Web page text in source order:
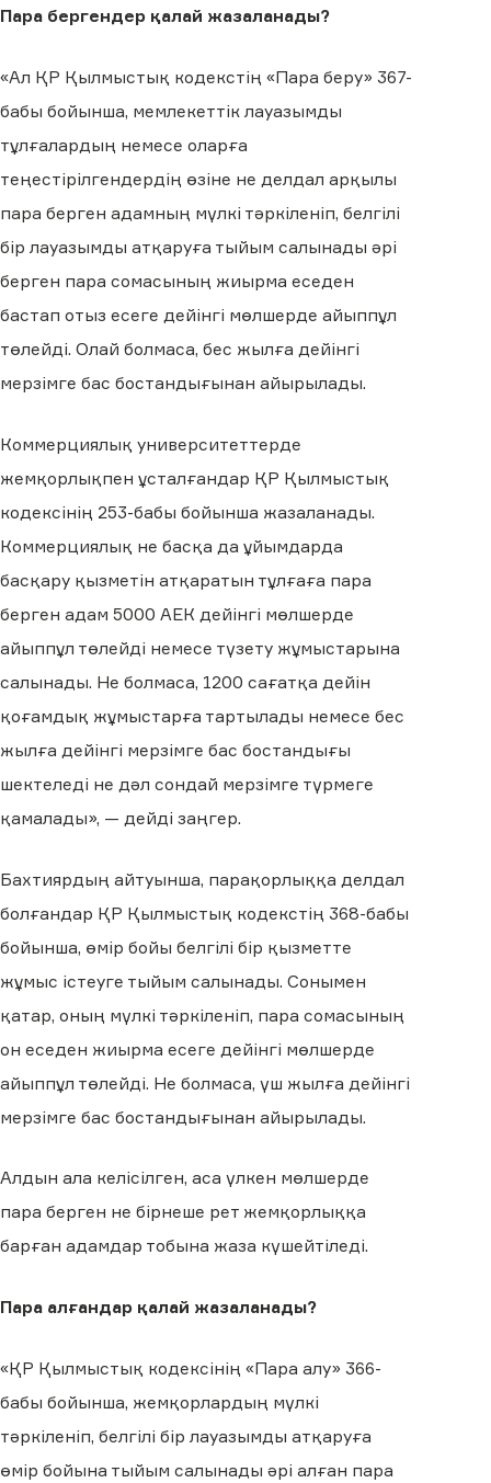
Пара бергендер қалай жазаланады?
«Ал ҚР Қылмыстық кодекстің «Пара беру» 367-
бабы бойынша, мемлекеттік лауазымды
тұлғалардың немесе оларға
теңестірілгендердің өзіне не делдал арқылы
пара берген адамның мүлкі тәркіленіп, белгілі
бір лауазымды атқаруға тыйым салынады әрі
берген пара сомасының жиырма еседен
бастап отыз есеге дейінгі мөлшерде айыппұл
төлейді. Олай болмаса, бес жылға дейінгі
мерзімге бас бостандығынан айырылады.
Коммерциялық университеттерде
жемқорлықпен ұсталғандар ҚР Қылмыстық
кодексінің 253-бабы бойынша жазаланады.
Коммерциялық не басқа да ұйымдарда
басқару қызметін атқаратын тұлғаға пара
берген адам 5000 АЕК дейінгі мөлшерде
айыппұл төлейді немесе түзету жұмыстарына
салынады. Не болмаса, 1200 сағатқа дейін
қоғамдық жұмыстарға тартылады немесе бес
жылға дейінгі мерзімге бас бостандығы
шектеледі не дәл сондай мерзімге түрмеге
қамалады», — дейді заңгер.
Бахтиярдың айтуынша, парақорлыққа делдал
болғандар ҚР Қылмыстық кодекстің 368-бабы
бойынша, өмір бойы белгілі бір қызметте
жұмыс істеуге тыйым салынады. Сонымен
қатар, оның мүлкі тәркіленіп, пара сомасының
он еседен жиырма есеге дейінгі мөлшерде
айыппұл төлейді. Не болмаса, үш жылға дейінгі
мерзімге бас бостандығынан айырылады.
Алдын ала келісілген, аса үлкен мөлшерде
пара берген не бірнеше рет жемқорлыққа
барған адамдар тобына жаза күшейтіледі.
Пара алғандар қалай жазаланады?
«ҚР Қылмыстық кодексінің «Пара алу» 366-
бабы бойынша, жемқорлардың мүлкі
тәркіленіп, белгілі бір лауазымды атқаруға
өмір бойына тыйым салынады әрі алған пара